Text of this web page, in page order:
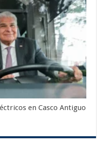
en Casco Antiguo